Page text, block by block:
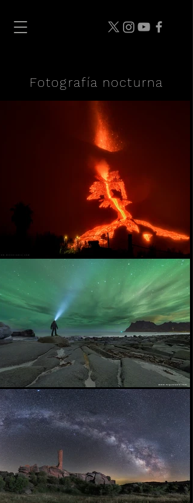
Fotografía nocturna